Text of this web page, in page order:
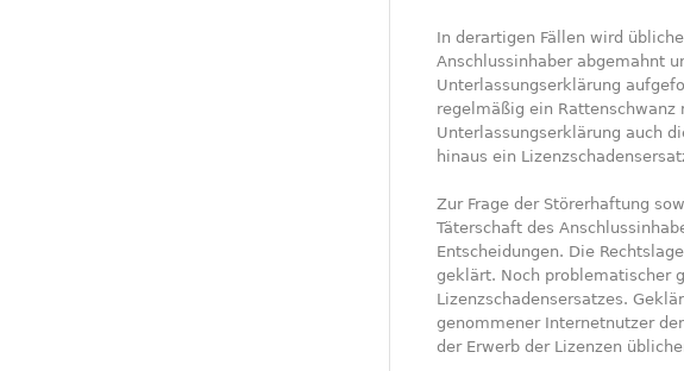
In derartigen Fällen wird
Anschlussinhaber abgemahnt
Unterlassungserklärung
regelmäßig ein Rattenschwanz
Unterlassungserklärung auch
hinaus ein
Zur Frage der Störerhaftung
Täterschaft des
Entscheidungen. Die
geklärt. Noch problematischer
Lizenzschadensersatzes.
genommener Internetnutzer
der Erwerb der Lizenzen